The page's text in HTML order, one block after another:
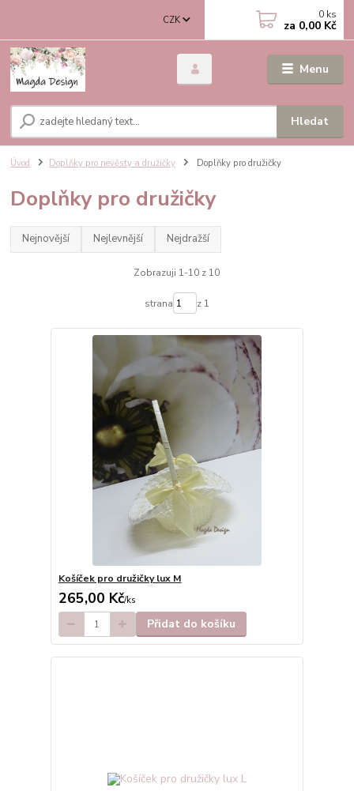
Menu
CZK
Hledat
0 ks
za 0,00 Kč
Úvod Doplňky pro nevěsty a družičky Doplňky pro družičky
Doplňky pro družičky
Nejnovější Nejlevnější Nejdražší
Zobrazuji 1-10 z 10
strana z 1
Košíček pro družičky lux M
265,00 Kč/ks
Přidat do košíku